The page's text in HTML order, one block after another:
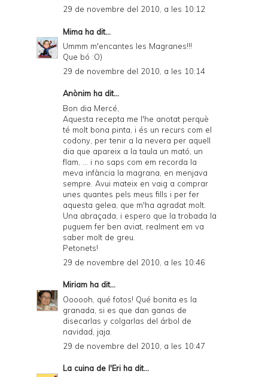
29 de novembre del 2010, a les 10:12
Mima ha dit...
Ummm m'encantes les Magranes!!!
Que bó :O)
29 de novembre del 2010, a les 10:14
Anònim ha dit...
Bon dia Mercé,
Aquesta recepta me l'he anotat perquè
té molt bona pinta, i és un recurs com el
codony, per tenir a la nevera per aquell
dia que apareix a la taula un mató, un
flam, ... i no saps com em recorda la
meva infància la magrana, en menjava
sempre. Avui mateix en vaig a comprar
unes quantes pels meus fills i per fer
aquesta gelea, que m'ha agradat molt.
Una abraçada, i espero que la trobada la
puguem fer ben aviat, realment em va
saber molt de greu.
Petonets!
29 de novembre del 2010, a les 10:46
Miriam ha dit...
Oooooh, qué fotos! Qué bonita es la
granada, si es que dan ganas de
disecarlas y colgarlas del árbol de
navidad, jaja.
29 de novembre del 2010, a les 10:47
La cuina de l'Eri ha dit...